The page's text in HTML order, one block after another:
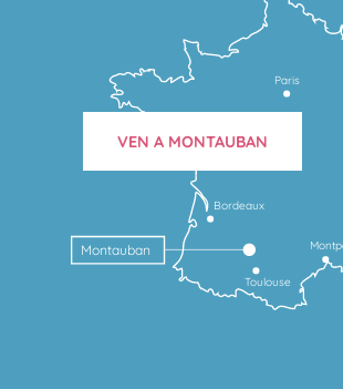
Toulouse
Bordeaux
Montauban
Paris
VEN A MONTAUBAN